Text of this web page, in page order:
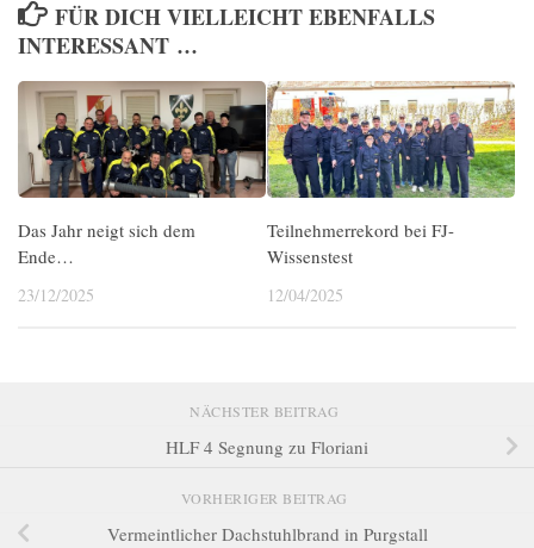
FÜR DICH VIELLEICHT EBENFALLS
INTERESSANT …
Das Jahr neigt sich dem
Ende…
23/12/2025
Teilnehmerrekord bei FJ-
Wissenstest
12/04/2025
NÄCHSTER BEITRAG
HLF 4 Segnung zu Floriani
VORHERIGER BEITRAG
Vermeintlicher Dachstuhlbrand in Purgstall